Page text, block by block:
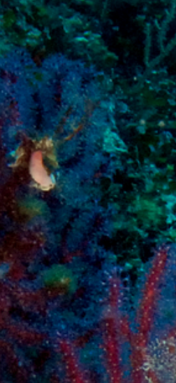
Beyond Plastic Med : BeMed
OACIS
Initiative Homme - Faune sauvage
The Green Shift Initiative